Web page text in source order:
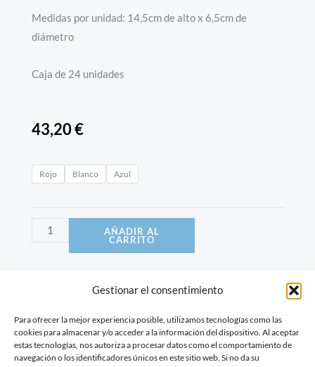
Gestionar el consentimiento
Para ofrecer la mejor experiencia posible, utilizamos tecnologías como las
cookies para almacenar y/o acceder a la información del dispositivo. Al aceptar
estas tecnologías, nos autoriza a procesar datos como el comportamiento de
navegación o los identificadores únicos en este sitio web. Si no da su
Medidas por unidad: 14,5cm de alto x 6,5cm de
diámetro
Caja de 24 unidades
43,20€
Rojo Blanco Azul
Velón
cantidad
AÑADIR AL
CARRITO
Descripción
Información adicional